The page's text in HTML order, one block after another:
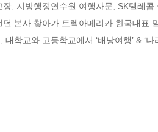
, 지방행정연수원 여행자문, SK텔레콤
본사 찾아가 트렉아메리카 한국대표
학교와 고등학교에서 ‘배낭여행’ & ‘나